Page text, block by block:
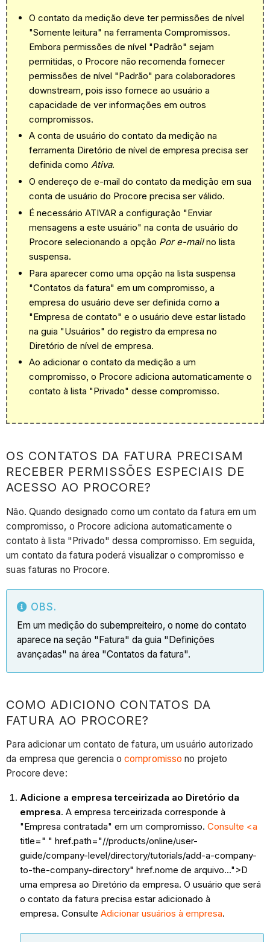
O contato da medição deve ter permissões de nível
"Somente leitura" na ferramenta Compromissos.
Embora permissões de nível "Padrão" sejam
permitidas, o Procore não recomenda fornecer
permissões de nível "Padrão" para colaboradores
downstream, pois isso fornece ao usuário a
capacidade de ver informações em outros
compromissos.
A conta de usuário do contato da medição na
ferramenta Diretório de nível de empresa precisa ser
definida comoAtiva.
O endereço de e-mail do contato da medição em sua
conta de usuário do Procore precisa ser válido.
É necessário ATIVAR a configuração "Enviar
mensagens a este usuário" na conta de usuário do
Procore selecionando a opção Por e-mailno lista
suspensa.
Para aparecer como uma opção na lista suspensa
"Contatos da fatura" em um compromisso, a
empresa do usuário deve ser definida como a
"Empresa de contato" e o usuário deve estar listado
na guia "Usuários" do registro da empresa no
Diretório de nível de empresa.
Ao adicionar o contato da medição a um
compromisso, o Procore adiciona automaticamente o
contato à lista "Privado" desse compromisso.
OS CONTATOS DA FATURA PRECISAM
RECEBER PERMISSÕES ESPECIAIS DE
ACESSO AO PROCORE?
Não. Quando designado como um contato da fatura em um
compromisso, o Procore adiciona automaticamente o
contato à lista "Privado" dessa compromisso. Em seguida,
um contato da fatura poderá visualizar o compromisso e
suas faturas no Procore.
OBS.
Em um medição do subempreiteiro, o nome do contato
aparece na seção "Fatura" da guia "Definições
avançadas" na área "Contatos da fatura".
COMO ADICIONO CONTATOS DA
FATURA AO PROCORE?
Para adicionar um contato de fatura, um usuário autorizado
da empresa que gerencia o compromisso no projeto
Procore deve:
Adicione a empresa terceirizada ao Diretório da
empresa. A empresa terceirizada corresponde à
"Empresa contratada" em um compromisso. Consulte <a
title=" " href.path="//products/online/user-
guide/company-level/directory/tutorials/add-a-company-
to-the-company-directory" href.nome de arquivo...">D
uma empresa ao Diretório da empresa. O usuário que será
o contato da fatura precisa estar adicionado à
empresa. Consulte Adicionar usuários à empresa.